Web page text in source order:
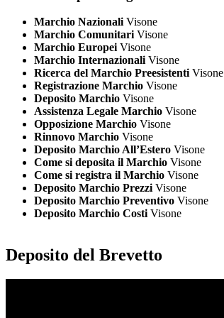
Marchio Nazionali Visone
Marchio Comunitari Visone
Marchio Europei Visone
Marchio Internazionali Visone
Ricerca del Marchio Preesistenti Visone
Registrazione Marchio Visone
Deposito Marchio Visone
Assistenza Legale Marchio Visone
Opposizione Marchio Visone
Rinnovo Marchio Visone
Deposito Marchio All’Estero Visone
Come si deposita il Marchio Visone
Come si registra il Marchio Visone
Deposito Marchio Prezzi Visone
Deposito Marchio Preventivo Visone
Deposito Marchio Costi Visone
Deposito del Brevetto